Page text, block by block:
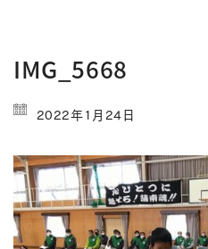
IMG_5668
2022年1月24日